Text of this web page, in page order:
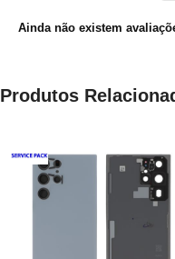
Ainda não existem
Produtos